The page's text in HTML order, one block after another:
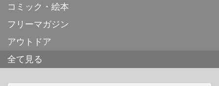
コミック・絵本
フリーマガジン
アウトドア
全て見る